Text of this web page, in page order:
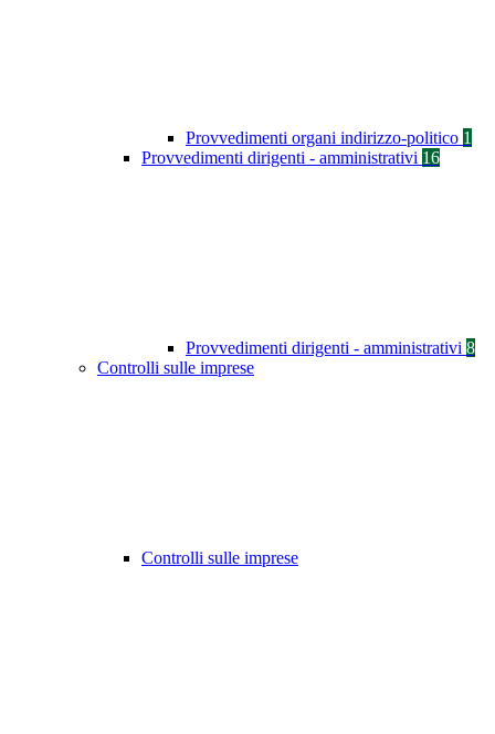
Provvedimenti organi indirizzo-politico 1
Provvedimenti dirigenti - amministrativi 16
Provvedimenti dirigenti - amministrativi 8
Controlli sulle imprese
Controlli sulle imprese